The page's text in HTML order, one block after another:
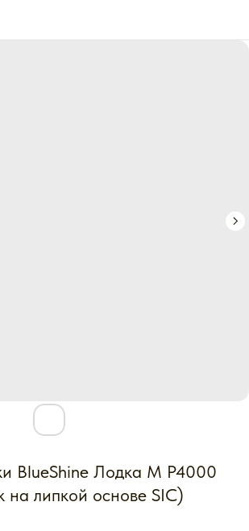
BlueShine Лодка M P4000
на липкой основе SIC)